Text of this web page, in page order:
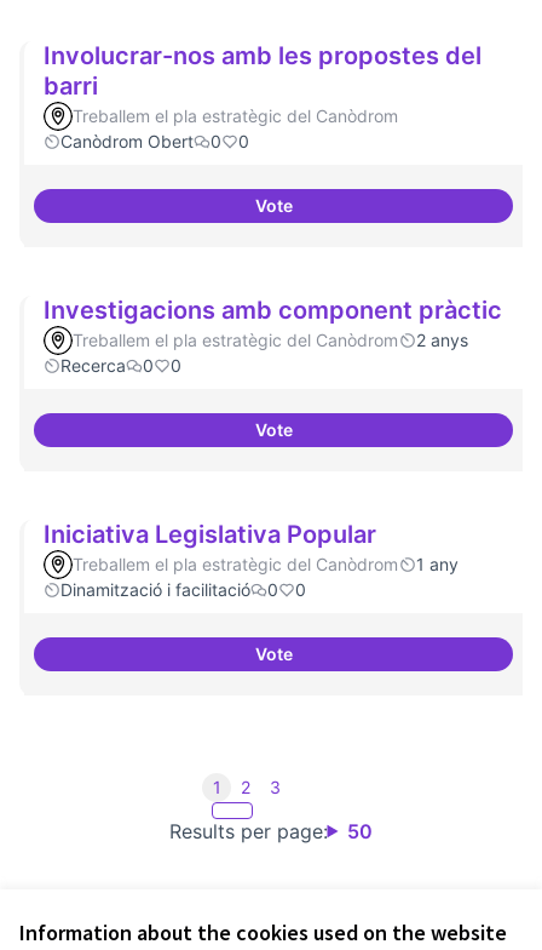
Information about the cookies used on the website
Involucrar-nos amb les propostes del
barri
Treballem el pla estratègic del Canòdrom
Canòdrom Obert
0 0
VoteInvolucrar-nos amb les
Investigacions amb component pràctic
Treballem el pla estratègic del Canòdrom
2 anys
Recerca
0 0
VoteInvestigacions amb component
Iniciativa Legislativa Popular
Treballem el pla estratègic del Canòdrom
1 any
Dinamització i facilitació
0 0
VoteIniciativa Legislativa Popular
Results per page: 50
1 2 3